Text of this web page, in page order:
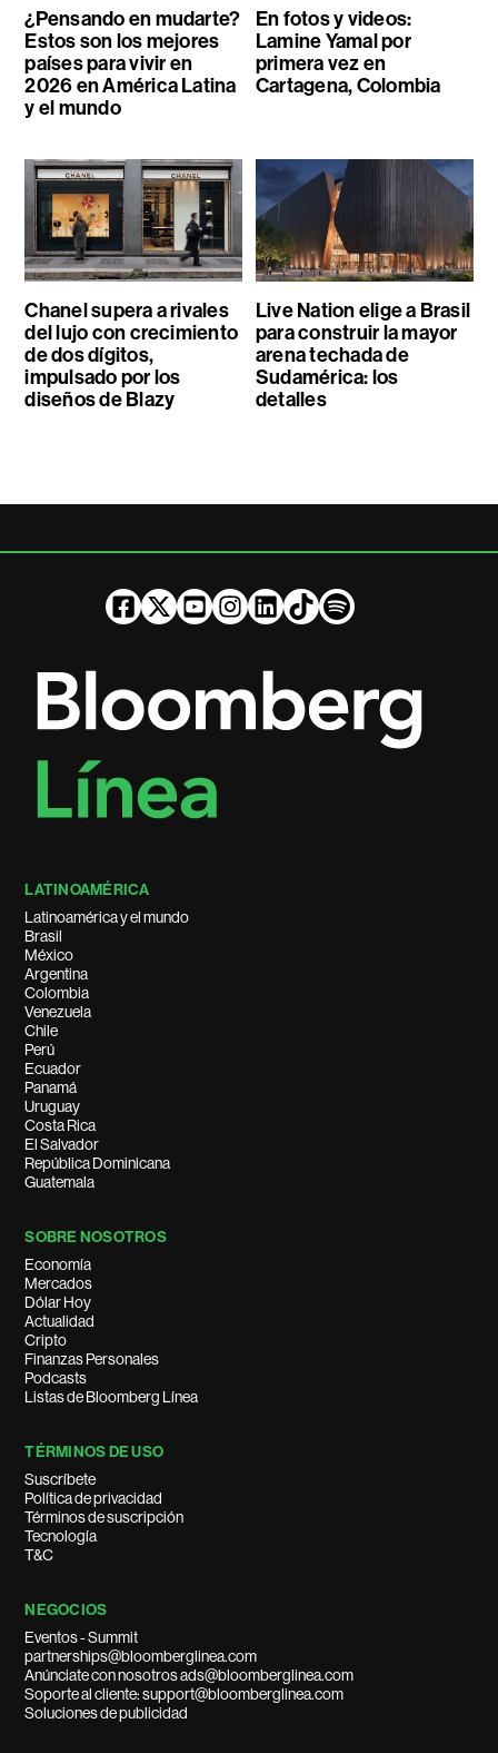
¿Pensando en mudarte?
Estos son los mejores
países para vivir en
2026 en América Latina
y el mundo
En fotos y videos:
Lamine Yamal por
primera vez en
Cartagena, Colombia
Chanel supera a rivales
del lujo con crecimiento
de dos dígitos,
impulsado por los
diseños de Blazy
Live Nation elige a Brasil
para construir la mayor
arena techada de
Sudamérica: los
detalles
LATINOAMÉRICA
Latinoamérica y el mundo
Brasil
México
Argentina
Colombia
Venezuela
Chile
Perú
Ecuador
Panamá
Uruguay
Costa Rica
El Salvador
República Dominicana
Guatemala
SOBRE NOSOTROS
Economía
Mercados
Dólar Hoy
Actualidad
Cripto
Finanzas Personales
Podcasts
Listas de Bloomberg Línea
TÉRMINOS DE USO
Suscríbete
Política de privacidad
Términos de suscripción
Tecnología
T&C
NEGOCIOS
Eventos - Summit
partnerships@bloomberglinea.com
Anúnciate con nosotros ads@bloomberglinea.com
Soporte al cliente: support@bloomberglinea.com
Soluciones de publicidad